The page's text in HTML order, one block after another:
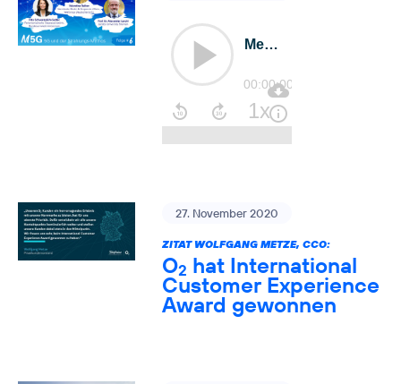
27. November 2020
ZITAT WOLFGANG METZE, CCO:
O2 hat International
Customer Experience
Award gewonnen